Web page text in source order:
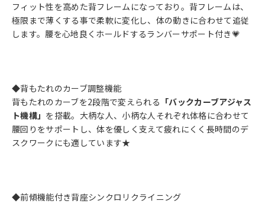
フィット性を高めた背フレームになっており。背フレームは、
極限まで薄くする事で柔軟に変化し、体の動きに合わせて追従
します。腰を心地良くホールドするランバーサポート付き💗
◆背もたれのカーブ調整機能
背もたれのカーブを2段階で変えられる 「バックカーブアジャス
ト機構」 を搭載。大柄な人、小柄な人それぞれ体格に合わせて
腰回りをサポートし、体を優しく支えて疲れにくく長時間のデ
スクワークにも適しています★
◆前傾機能付き背座シンクロリクライニング